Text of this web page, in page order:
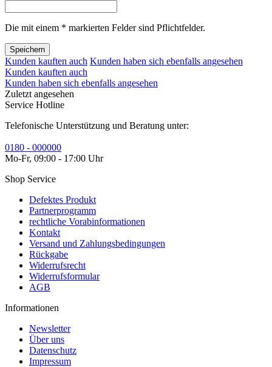
Die mit einem * markierten Felder sind Pflichtfelder.
Speichern
Kunden kauften auch Kunden haben sich ebenfalls angesehen
Kunden kauften auch
Kunden haben sich ebenfalls angesehen
Zuletzt angesehen
Service Hotline
Telefonische Unterstützung und Beratung unter:
0180 - 000000
Mo-Fr, 09:00 - 17:00 Uhr
Shop Service
Defektes Produkt
Partnerprogramm
rechtliche Vorabinformationen
Kontakt
Versand und Zahlungsbedingungen
Rückgabe
Widerrufsrecht
Widerrufsformular
AGB
Informationen
Newsletter
Über uns
Datenschutz
Impressum